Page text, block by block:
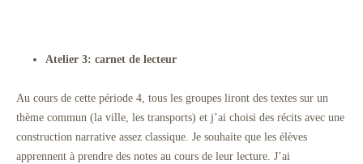
Atelier 3: carnet de lecteur
Au cours de cette période 4, tous les groupes liront des textes sur un
thème commun (la ville, les transports) et j’ai choisi des récits avec une
construction narrative assez classique. Je souhaite que les élèves
apprennent à prendre des notes au cours de leur lecture. J’ai